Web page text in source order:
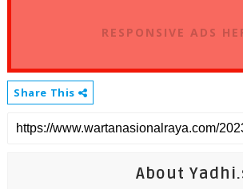
RESPONSIVE ADS
Share This
About